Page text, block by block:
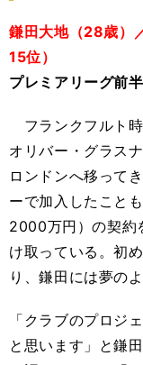
鎌田大地（28歳）
15位）
プレミアリーグ前
フランクフルト
オリバー・グラス
ロンドンへ移って
ーで加入したこと
2000万円）の契約
け取っている。初
り、鎌田には夢の
「クラブのプロジ
と思います」と鎌